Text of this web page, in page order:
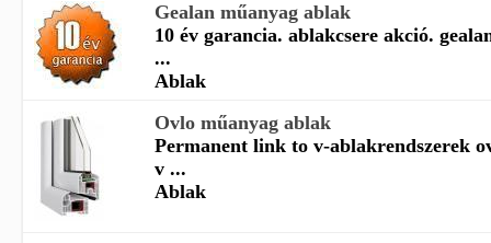
Gealan műanyag ablak
10 év garancia. ablakcsere akció.
...
Ablak
Ovlo műanyag ablak
Permanent link to v-ablakrendszerek
v ...
Ablak